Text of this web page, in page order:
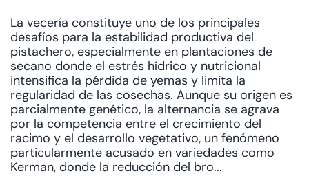
La vecería constituye uno de los principales
desafíos para la estabilidad productiva del
pistachero, especialmente en plantaciones de
secano donde el estrés hídrico y nutricional
intensifica la pérdida de yemas y limita la
regularidad de las cosechas. Aunque su origen es
parcialmente genético, la alternancia se agrava
por la competencia entre el crecimiento del
racimo y el desarrollo vegetativo, un fenómeno
particularmente acusado en variedades como
Kerman, donde la reducción del bro...